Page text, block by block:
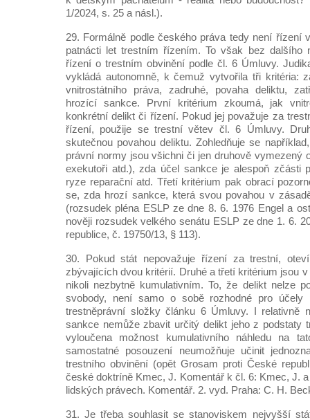
1/2024, s. 25 a násl.).
29. Formálně podle českého práva tedy není řízení
patnácti let trestním řízením. To však bez dalšího
řízení o trestním obvinění podle čl. 6 Úmluvy.
vykládá autonomně, k čemuž vytvořila tři kritéria:
vnitrostátního práva, zadruhé, povaha deliktu,
hrozící sankce. První kritérium zkoumá, jak
konkrétní delikt či řízení. Pokud jej považuje za
řízení, použije se trestní větev čl. 6 Úmluvy.
skutečnou povahou deliktu. Zohledňuje se
právní normy jsou všichni či jen druhově vymezený
exekutoři atd.), zda účel sankce je alespoň zčásti
ryze reparační atd. Třetí kritérium pak obrací
se, zda hrozí sankce, která svou povahou v
(rozsudek pléna ESLP ze dne 8. 6. 1976 Engel a
nověji rozsudek velkého senátu ESLP ze dne 1. 6.
republice, č. 19750/13, § 113).
30. Pokud stát nepovažuje řízení za trestní,
zbývajících dvou kritérií. Druhé a třetí kritérium jsou
nikoli nezbytně kumulativním. To, že delikt nelze
svobody, není samo o sobě rozhodné pro účely
trestněprávní složky článku 6 Úmluvy. I relativně
sankce nemůže zbavit určitý delikt jeho z podstaty
vyloučena možnost kumulativního náhledu na
samostatné posouzení neumožňuje učinit
trestního obvinění (opět Grosam proti České
české doktríně Kmec, J. Komentář k čl. 6: Kmec, J.
lidských právech. Komentář. 2. vyd. Praha: C. H.
31. Je třeba souhlasit se stanoviskem nejvyšší